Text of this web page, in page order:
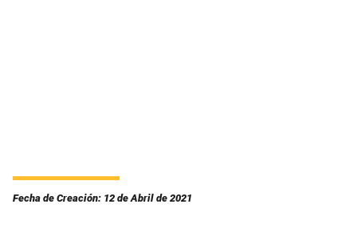
Fecha de Creación: 12 de Abril de 2021